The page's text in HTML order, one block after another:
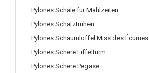
Pylones Schale für Mahlzeiten
Pylones Schatztruhen
Pylones Schaumlöffel Miss des Écumes
Pylones Schere Eiffelturm
Pylones Schere Pegase